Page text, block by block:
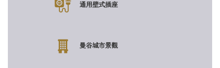
通用壁式插座
曼谷城市景觀